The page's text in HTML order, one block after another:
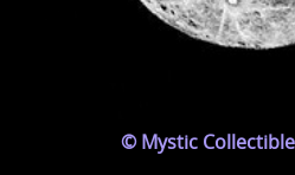
© Mystic